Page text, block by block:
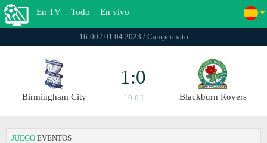
En TV | Todo | En vivo
16:00 / 01.04.2023 / Campeonato
Birmingham City
1:0
[ 0:0 ] Blackburn Rovers
JUEGO EVENTOS